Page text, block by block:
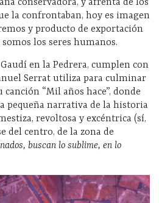
conservadora, y afrenta de los
la confrontaban, hoy es imagen
y producto de exportación
los seres humanos.
en la Pedrera, cumplen con
Serrat utiliza para culminar
“Mil años hace”, donde
pequeña narrativa de la historia
revoltosa y excéntrica (sí,
del centro, de la zona de
buscan lo sublime, en lo